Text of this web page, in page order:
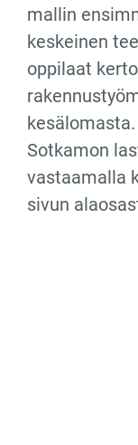
mallin
keskeinen
oppilaat
Sotkamon
vastaamalla
sivun